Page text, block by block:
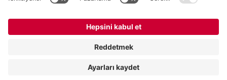
Gizlilik Politikası